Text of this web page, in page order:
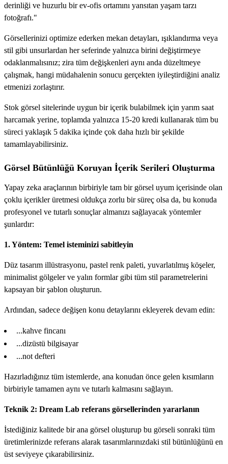
derinliği ve huzurlu bir ev-ofis ortamını yansıtan yaşam tarzı
fotoğrafı."
Görsellerinizi optimize ederken mekan detayları, ışıklandırma veya
stil gibi unsurlardan her seferinde yalnızca birini değiştirmeye
odaklanmalısınız; zira tüm değişkenleri aynı anda düzeltmeye
çalışmak, hangi müdahalenin sonucu gerçekten iyileştirdiğini analiz
etmenizi zorlaştırır.
Stok görsel sitelerinde uygun bir içerik bulabilmek için yarım saat
harcamak yerine, toplamda yalnızca 15-20 kredi kullanarak tüm bu
süreci yaklaşık 5 dakika içinde çok daha hızlı bir şekilde
tamamlayabilirsiniz.
Görsel Bütünlüğü Koruyan İçerik Serileri Oluşturma
Yapay zeka araçlarının birbiriyle tam bir görsel uyum içerisinde olan
çoklu içerikler üretmesi oldukça zorlu bir süreç olsa da, bu konuda
profesyonel ve tutarlı sonuçlar almanızı sağlayacak yöntemler
şunlardır:
1. Yöntem: Temel isteminizi sabitleyin
Düz tasarım illüstrasyonu, pastel renk paleti, yuvarlatılmış köşeler,
minimalist gölgeler ve yalın formlar gibi tüm stil parametrelerini
kapsayan bir şablon oluşturun.
Ardından, sadece değişen konu detaylarını ekleyerek devam edin:
...kahve fincanı
...dizüstü bilgisayar
...not defteri
Hazırladığınız tüm istemlerde, ana konudan önce gelen kısımların
birbiriyle tamamen aynı ve tutarlı kalmasını sağlayın.
Teknik 2: Dream Lab referans görsellerinden yararlanın
İstediğiniz kalitede bir ana görsel oluşturup bu görseli sonraki tüm
üretimlerinizde referans alarak tasarımlarınızdaki stil bütünlüğünü en
üst seviyeye çıkarabilirsiniz.